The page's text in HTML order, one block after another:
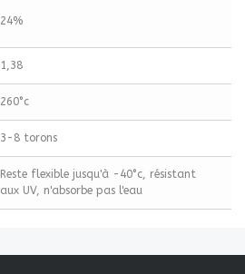
24%
1,38
260°c
3-8 torons
Reste flexible jusqu'à -40°c, résistant
aux UV, n'absorbe pas l'eau